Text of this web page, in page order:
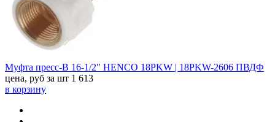
Муфта пресс-В 16-1/2" HENCO 18PKW | 18PKW-2606 ПВДФ
цена, руб за шт 1 613
в корзину